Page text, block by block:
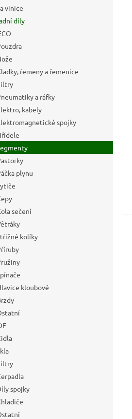
vinice
díly
řemeny a řemenice
a ráfky
kabely
spojky
plynu
sečení
kolíky
kloubové
spojky